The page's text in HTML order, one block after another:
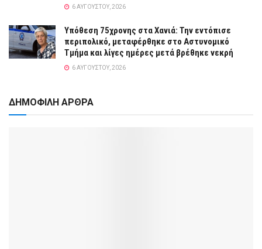
6 ΑΥΓΟΎΣΤΟΥ, 2026
Υπόθεση 75χρονης στα Χανιά: Την εντόπισε
περιπολικό, μεταφέρθηκε στο Αστυνομικό
Τμήμα και λίγες ημέρες μετά βρέθηκε νεκρή
6 ΑΥΓΟΎΣΤΟΥ, 2026
ΔΗΜΟΦΙΛΗ ΑΡΘΡΑ